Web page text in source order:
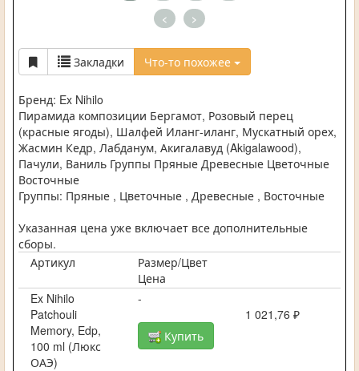
< >
Закладки Что-то похожее
Бренд: Ex Nihilo
Пирамида композиции Бергамот, Розовый перец
(красные ягоды), Шалфей Иланг-иланг, Мускатный орех,
Жасмин Кедр, Лабданум, Акигалавуд (Akigalawood),
Пачули, Ваниль Группы Пряные Древесные Цветочные
Восточные
Группы: Пряные , Цветочные , Древесные , Восточные
Указанная цена уже включает все дополнительные
сборы.
Артикул
Размер/Цвет
Цена
Ex Nihilo
Patchouli
Memory, Edp,
100 ml (Люкс
ОАЭ)
-
1 021,76 ₽
Купить